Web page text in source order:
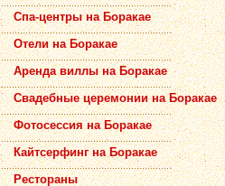
Спа-центры на Боракае
Отели на Боракае
Аренда виллы на Боракае
Свадебные церемонии на Боракае
Фотосессия на Боракае
Кайтсерфинг на Боракае
Рестораны